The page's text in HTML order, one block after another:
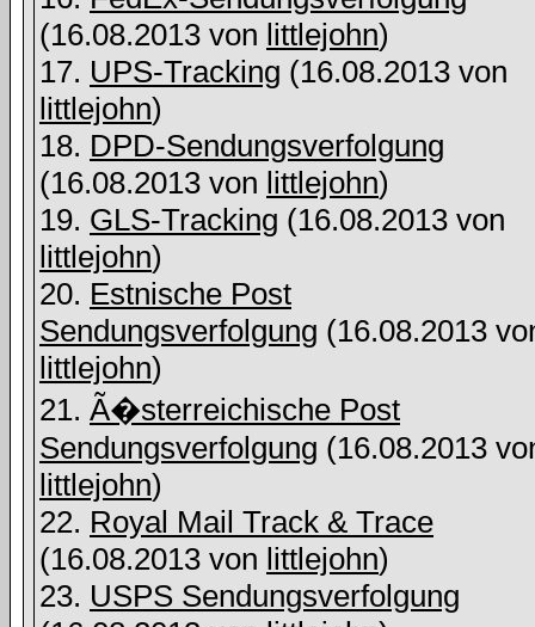
(16.08.2013 von littlejohn)
17. UPS-Tracking (16.08.2013 von
littlejohn)
18. DPD-Sendungsverfolgung
(16.08.2013 von littlejohn)
19. GLS-Tracking (16.08.2013 von
littlejohn)
20. Estnische Post
Sendungsverfolgung (16.08.2013
littlejohn)
21. Ã�sterreichische Post
Sendungsverfolgung (16.08.2013
littlejohn)
22. Royal Mail Track & Trace
(16.08.2013 von littlejohn)
23. USPS Sendungsverfolgung